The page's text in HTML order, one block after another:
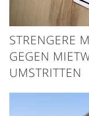
STRENGERE
EGEN
MSTRITTEN